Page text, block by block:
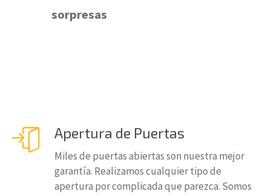
sorpresas
Apertura de Puertas
Miles de puertas abiertas son nuestra mejor
garantía. Realizamos cualquier tipo de
apertura por complicada que parezca. Somos